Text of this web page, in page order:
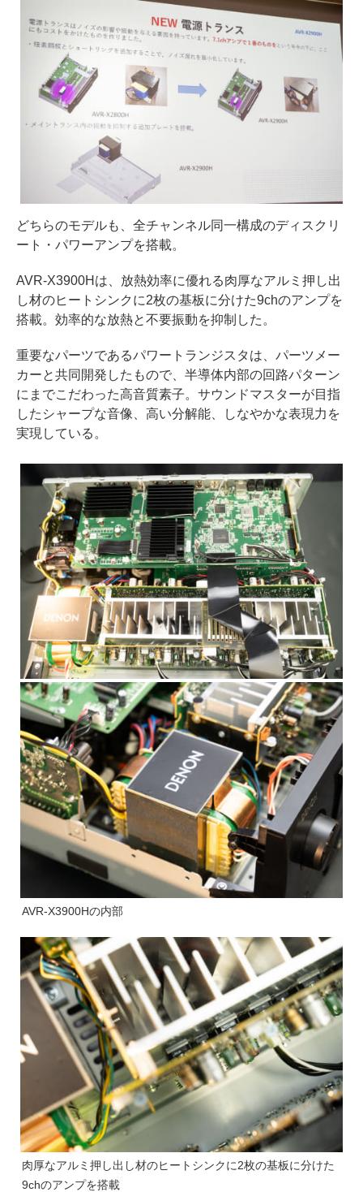
どちらのモデルも、全チャンネル同一構成のディスクリ
ート・パワーアンプを搭載。
AVR-X3900Hは、放熱効率に優れる肉厚なアルミ押し出
し材のヒートシンクに2枚の基板に分けた9chのアンプを
搭載。効率的な放熱と不要振動を抑制した。
重要なパーツであるパワートランジスタは、パーツメー
カーと共同開発したもので、半導体内部の回路パターン
にまでこだわった高音質素子。サウンドマスターが目指
したシャープな音像、高い分解能、しなやかな表現力を
実現している。
AVR-X3900Hの内部
肉厚なアルミ押し出し材のヒートシンクに2枚の基板に分けた
9chのアンプを搭載